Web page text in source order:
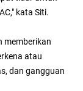
kata Siti.
memberikan
atau
dan gangguan